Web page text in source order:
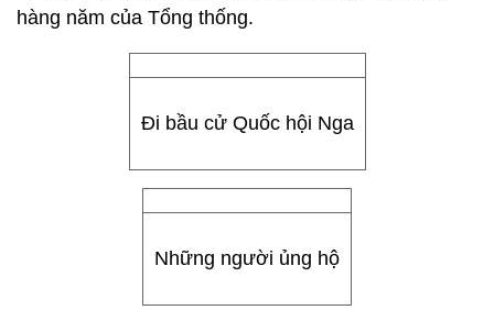
hàng năm của Tổng thống.
Đi bầu cử Quốc hội Nga
Những người ủng hộ